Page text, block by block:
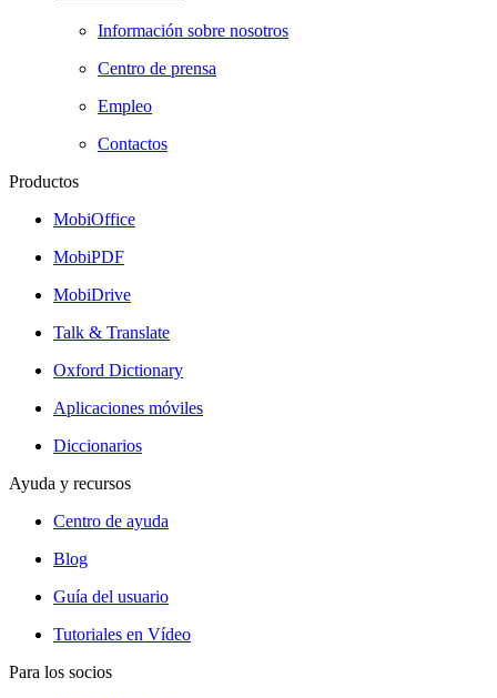
Información sobre nosotros
Centro de prensa
Empleo
Contactos
Productos
MobiOffice
MobiPDF
MobiDrive
Talk & Translate
Oxford Dictionary
Aplicaciones móviles
Diccionarios
Ayuda y recursos
Centro de ayuda
Blog
Guía del usuario
Tutoriales en Vídeo
Para los socios